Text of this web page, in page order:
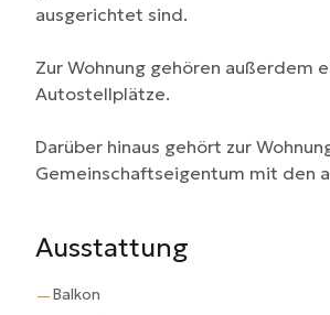
ausgerichtet sind.
Zur Wohnung gehören außerdem
Autostellplätze.
Darüber hinaus gehört zur
Gemeinschaftseigentum mit den
Ausstattung
—Balkon